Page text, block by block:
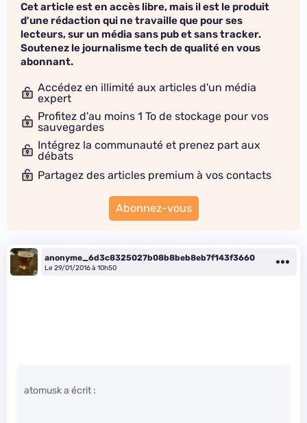
Cet article est en accès libre, mais il est le produit
d'une rédaction qui ne travaille que pour ses
lecteurs, sur un média sans pub et sans tracker.
Soutenez le journalisme tech de qualité en vous
abonnant.
Accédez en illimité aux articles d'un média
expert
Profitez d'au moins 1 To de stockage pour vos
sauvegardes
Intégrez la communauté et prenez part aux
débats
Partagez des articles premium à vos contacts
Abonnez-vous
anonyme_6d3c8325027b08b8beb8eb7f143f3660
Le 29/01/2016 à 10h50
atomusk a écrit :